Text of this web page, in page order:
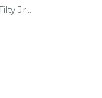
Jr...